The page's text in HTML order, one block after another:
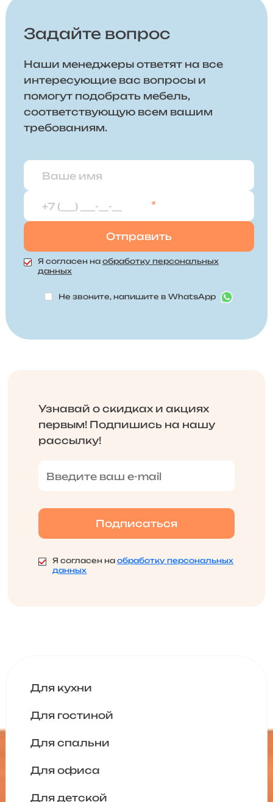
Задайте вопрос
Наши менеджеры ответят на все
интересующие вас вопросы и
помогут подобрать мебель,
соответствующую всем вашим
требованиям.
*
Я согласен на обработку персональных
данных
Не звоните, напишите в WhatsApp
Узнавай о скидках и акциях
первым! Подпишись на нашу
рассылку!
Я согласен наобработку персональных
данных
Для кухни
Для гостиной
Для спальни
Для офиса
Для детской